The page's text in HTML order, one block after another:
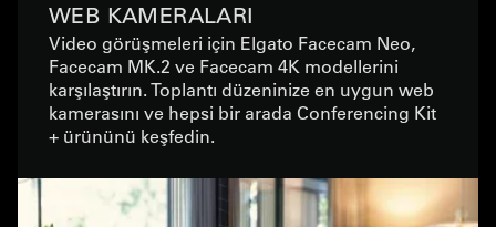
WEB KAMERALARI
Video görüşmeleri için Elgato Facecam Neo,
Facecam MK.2 ve Facecam 4K modellerini
karşılaştırın. Toplantı düzeninize en uygun web
kamerasını ve hepsi bir arada Conferencing Kit
+ ürününü keşfedin.